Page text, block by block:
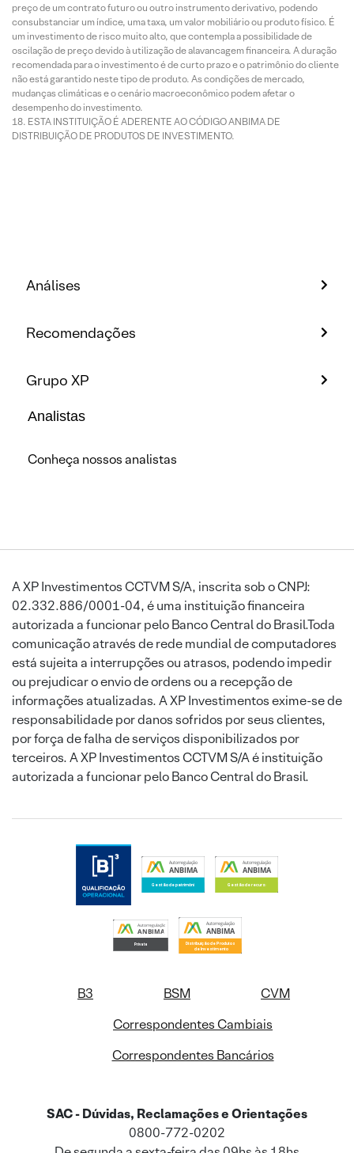
preço de um contrato futuro ou outro instrumento derivativo, podendo
consubstanciar um índice, uma taxa, um valor mobiliário ou produto físico. É
um investimento de risco muito alto, que contempla a possibilidade de
oscilação de preço devido à utilização de alavancagem financeira. A duração
recomendada para o investimento é de curto prazo e o patrimônio do cliente
não está garantido neste tipo de produto. As condições de mercado,
mudanças climáticas e o cenário macroeconômico podem afetar o
desempenho do investimento.
ESTA INSTITUIÇÃO É ADERENTE AO CÓDIGO ANBIMA DE
DISTRIBUIÇÃO DE PRODUTOS DE INVESTIMENTO.
Análises
Recomendações
Grupo XP
Analistas
Conheça nossos analistas
A XP Investimentos CCTVM S/A, inscrita sob o CNPJ:
02.332.886/0001-04, é uma instituição financeira
autorizada a funcionar pelo Banco Central do Brasil.Toda
comunicação através de rede mundial de computadores
está sujeita a interrupções ou atrasos, podendo impedir
ou prejudicar o envio de ordens ou a recepção de
informações atualizadas. A XP Investimentos exime-se de
responsabilidade por danos sofridos por seus clientes,
por força de falha de serviços disponibilizados por
terceiros. A XP Investimentos CCTVM S/A é instituição
autorizada a funcionar pelo Banco Central do Brasil.
B3 BSM
CVM
Correspondentes Cambiais
Correspondentes Bancários
SAC - Dúvidas, Reclamações e Orientações
0800-772-0202